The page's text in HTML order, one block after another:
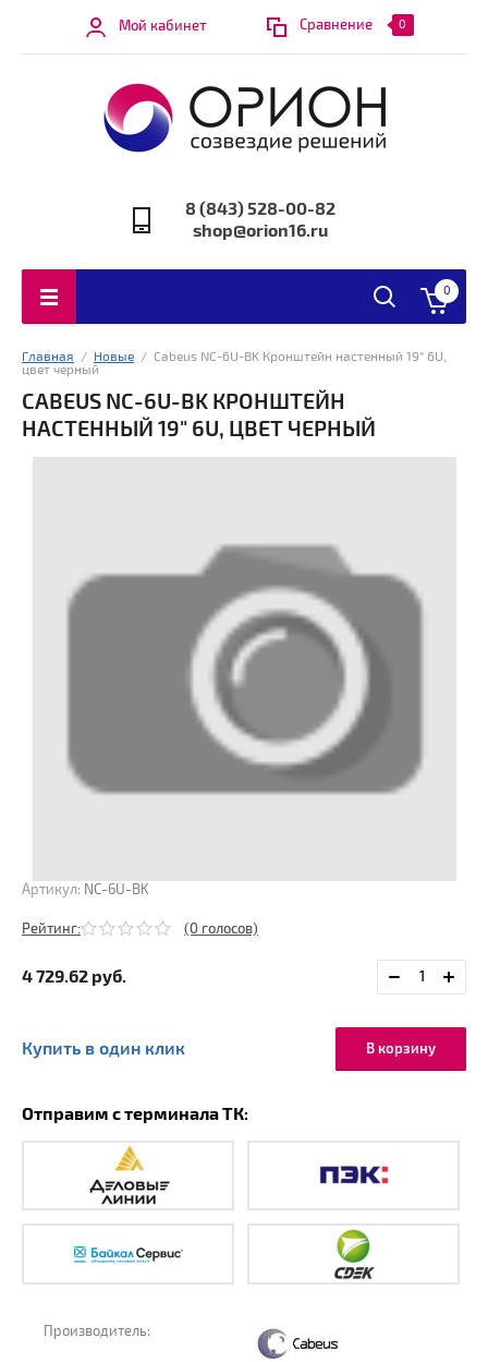
Мой кабинет Сравнение 0
8 (843) 528-00-82
shop@orion16.ru
0
Главная
  /
Новые
  /  Cabeus NC-6U-BK Кронштейн настенный 19" 6U,
цвет черный
CABEUS NC-6U-BK КРОНШТЕЙН
НАСТЕННЫЙ 19" 6U, ЦВЕТ ЧЕРНЫЙ
Артикул: NC-6U-BK
Рейтинг: (0 голосов)
4 729.62 руб.
Купить в один клик В корзину
Отправим с терминала ТК:
Производитель: